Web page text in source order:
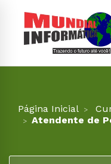
Página Inicial
Atendente de